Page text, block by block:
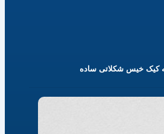
کیک خیس شکلاتی ساده